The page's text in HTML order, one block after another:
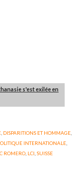
s'est exilée en
, DISPARITIONS ET HOMMAGE,
INTERNATIONALE
ROMERO LCI ,SUISSE